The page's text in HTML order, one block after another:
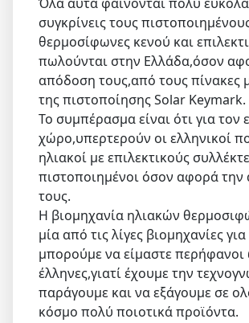
συγκρίνεις τους
θερμοσίφωνες κενού και
πωλούνται στην Ελλάδα,όσον
απόδοση τους,από τους πίνακες
της πιστοποίησης Solar Keymark.
Το συμπέρασμα είναι ότι για τον
χώρο,υπερτερούν οι ελληνικοί
ηλιακοί με επιλεκτικούς
πιστοποιημένοι όσον αφορά
τους.
Η βιομηχανία ηλιακών
μία από τις λίγες βιομηχανίες
μπορούμε να είμαστε περήφανοι
έλληνες,γιατί έχουμε την
παράγουμε και να εξάγουμε σε
κόσμο πολύ ποιοτικά προϊόντα.